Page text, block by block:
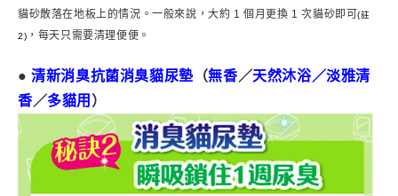
貓砂散落在地板上的情況。一般來說，大約 1 個月更換 1 次貓砂即可(註
2) ，每天只需要清理便便。
●清新消臭抗菌消臭貓尿墊（無香／天然沐浴／淡雅清
香／多貓用 ）